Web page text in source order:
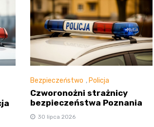
Bezpieczeństwo , Policja
Czworonożni strażnicy
bezpieczeństwa Poznania
30 lipca 2026